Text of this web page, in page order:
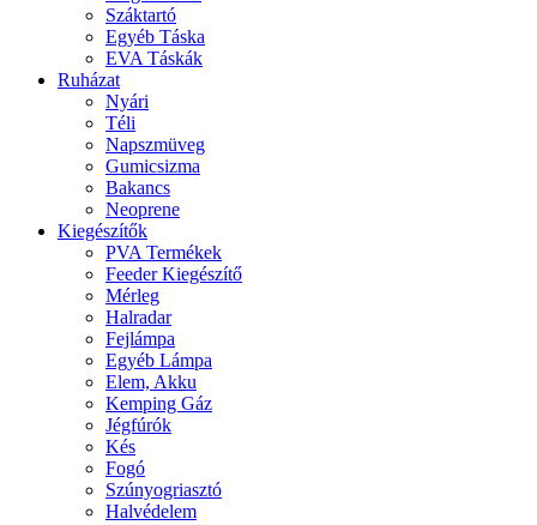
Száktartó
Egyéb Táska
EVA Táskák
Ruházat
Nyári
Téli
Napszmüveg
Gumicsizma
Bakancs
Neoprene
Kiegészítők
PVA Termékek
Feeder Kiegészítő
Mérleg
Halradar
Fejlámpa
Egyéb Lámpa
Elem, Akku
Kemping Gáz
Jégfúrók
Kés
Fogó
Szúnyogriasztó
Halvédelem